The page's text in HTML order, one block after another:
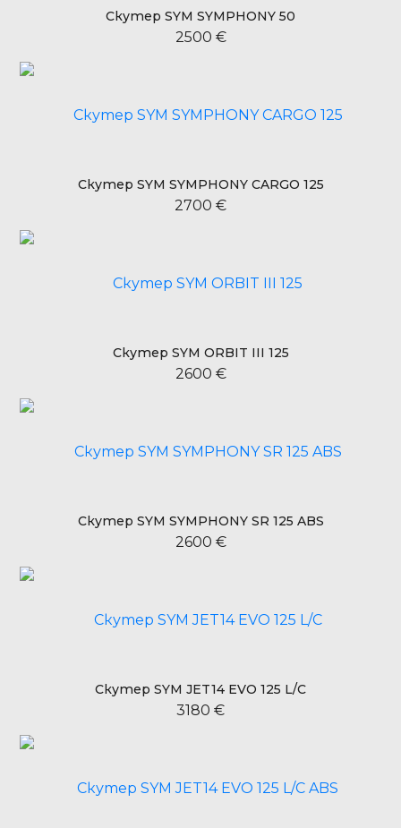
Скутер SYM SYMPHONY 50
2500 €
Скутер SYM SYMPHONY CARGO 125
2700 €
Скутер SYM ORBIT III 125
2600 €
Скутер SYM SYMPHONY SR 125 ABS
2600 €
Скутер SYM JET14 EVO 125 L/C
3180 €